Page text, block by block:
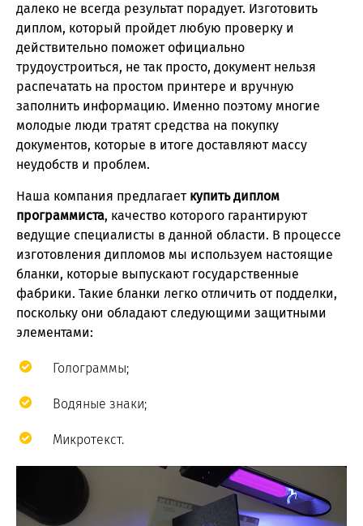
далеко не всегда результат порадует. Изготовить
диплом, который пройдет любую проверку и
действительно поможет официально
трудоустроиться, не так просто, документ нельзя
распечатать на простом принтере и вручную
заполнить информацию. Именно поэтому многие
молодые люди тратят средства на покупку
документов, которые в итоге доставляют массу
неудобств и проблем.
Наша компания предлагает купить диплом
программиста, качество которого гарантируют
ведущие специалисты в данной области. В процессе
изготовления дипломов мы используем настоящие
бланки, которые выпускают государственные
фабрики. Такие бланки легко отличить от подделки,
поскольку они обладают следующими защитными
элементами:
Голограммы;
Водяные знаки;
Микротекст.